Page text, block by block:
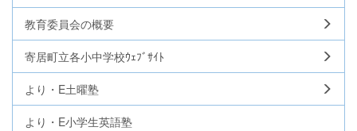
教育委員会の概要
寄居町立各小中学校ｳｪﾌﾞｻｲﾄ
より・E土曜塾
より・E小学生英語塾